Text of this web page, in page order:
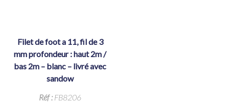
filet de foot a 11, fil de 3
mm profondeur : haut 2m /
bas 2m – blanc – livré avec
sandow
Réf :FB8206